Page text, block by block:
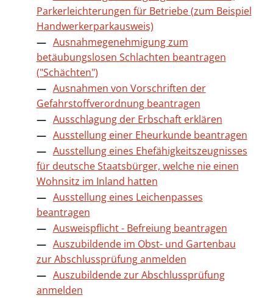
Parkerleichterungen für Betriebe (zum Beispiel
Handwerkerparkausweis)
Ausnahmegenehmigung zum
betäubungslosen Schlachten beantragen
("Schächten")
Ausnahmen von Vorschriften der
Gefahrstoffverordnung beantragen
Ausschlagung der Erbschaft erklären
Ausstellung einer Eheurkunde beantragen
Ausstellung eines Ehefähigkeitszeugnisses
für deutsche Staatsbürger, welche nie einen
Wohnsitz im Inland hatten
Ausstellung eines Leichenpasses
beantragen
Ausweispflicht - Befreiung beantragen
Auszubildende im Obst- und Gartenbau
zur Abschlussprüfung anmelden
Auszubildende zur Abschlussprüfung
anmelden